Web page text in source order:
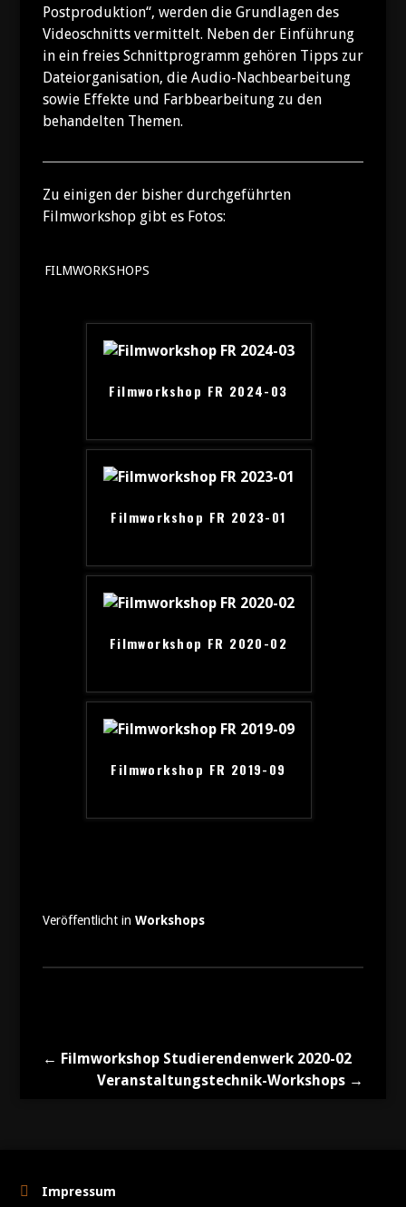
Postproduktion“, werden die Grundlagen des
Videoschnitts vermittelt. Neben der Einführung
in ein freies Schnittprogramm gehören Tipps zur
Dateiorganisation, die Audio-Nachbearbeitung
sowie Effekte und Farbbearbeitung zu den
behandelten Themen.
Zu einigen der bisher durchgeführten
Filmworkshop gibt es Fotos:
FILMWORKSHOPS
Filmworkshop FR 2024-03
Filmworkshop FR 2023-01
Filmworkshop FR 2020-02
Filmworkshop FR 2019-09
Veröffentlicht in Workshops
← Filmworkshop Studierendenwerk 2020-02
Veranstaltungstechnik-Workshops →
Impressum